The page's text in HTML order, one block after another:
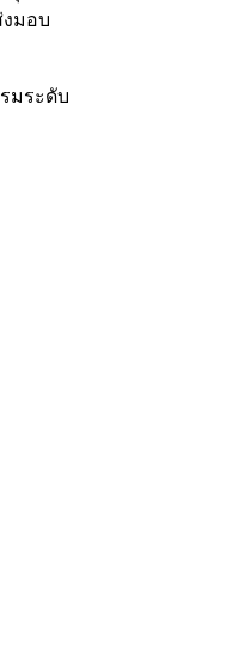
มอบ
มระดับ